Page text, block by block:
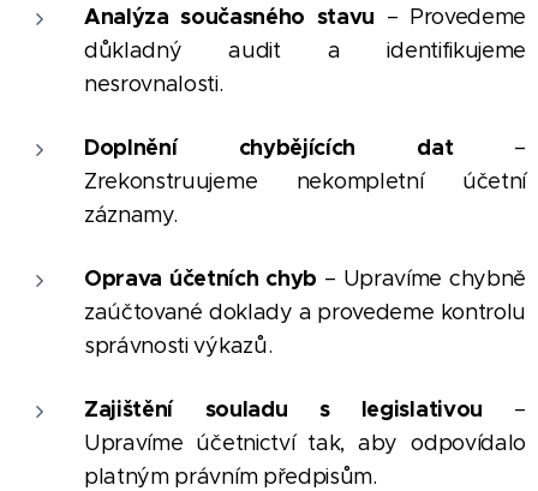
Analýza současného stavu – Provedeme
důkladný audit a identifikujeme
nesrovnalosti.
Doplnění chybějících dat–
Zrekonstruujeme nekompletní účetní
záznamy.
Oprava účetních chyb – Upravíme chybně
zaúčtované doklady a provedeme kontrolu
správnosti výkazů.
Zajištění souladu s legislativou –
Upravíme účetnictví tak, aby odpovídalo
platným právním předpisům.